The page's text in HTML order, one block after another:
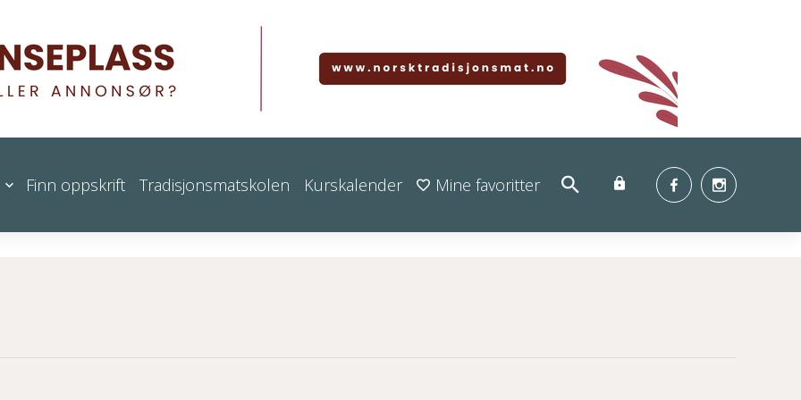
Finn oppskrift Tradisjonsmatskolen Kurskalender Mine favoritter